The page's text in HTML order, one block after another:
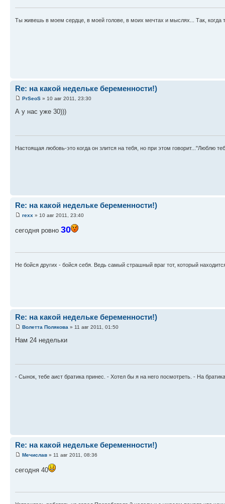
Ты живешь в моем сердце, в моей голове, в моих мечтах и мыслях... Так, когда
Re: на какой недельке беременности!)
PrSeoS » 10 авг 2011, 23:30
А у нас уже 30)))
Настоящая любовь-это когда он злится на тебя, но при этом говорит..."Люблю
Re: на какой недельке беременности!)
rexx » 10 авг 2011, 23:40
сегодня ровно 30
Не бойся других - бойся себя. Ведь самый страшный враг тот, который
Re: на какой недельке беременности!)
Волетта Полякова » 11 авг 2011, 01:50
Нам 24 недельки
- Сынок, тебе аист братика принес. - Хотел бы я на него посмотреть. - На
Re: на какой недельке беременности!)
Мечислав » 11 авг 2011, 08:36
сегодня 40